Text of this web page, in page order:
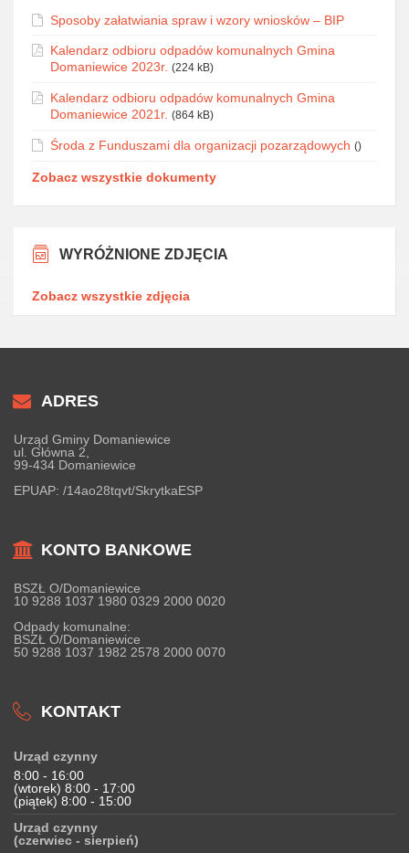
Sposoby załatwiania spraw i wzory wniosków – BIP
Kalendarz odbioru odpadów komunalnych Gmina
Domaniewice 2023r. (224 kB)
Kalendarz odbioru odpadów komunalnych Gmina
Domaniewice 2021r. (864 kB)
Środa z Funduszami dla organizacji pozarządowych ()
Zobacz wszystkie dokumenty
WYRÓŻNIONE ZDJĘCIA
Zobacz wszystkie zdjęcia
ADRES
Urząd Gminy Domaniewice
ul. Główna 2,
99-434 Domaniewice
EPUAP: /14ao28tqvt/SkrytkaESP
KONTO BANKOWE
BSZŁ O/Domaniewice
10 9288 1037 1980 0329 2000 0020
Odpady komunalne:
BSZŁ O/Domaniewice
50 9288 1037 1982 2578 2000 0070
KONTAKT
Urząd czynny
8:00 - 16:00
(wtorek) 8:00 - 17:00
(piątek) 8:00 - 15:00
Urząd czynny
(czerwiec - sierpień)